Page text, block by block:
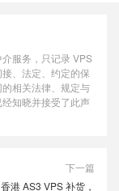
介服务，只记录 VPS
、法定、约定的保
相关法律、规定与
知晓并接受了此声
下一篇
港 AS3 VPS 补货，